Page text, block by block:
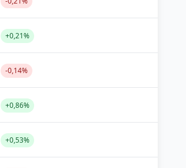
+0,21%
-0,14%
+0,86%
+0,53%